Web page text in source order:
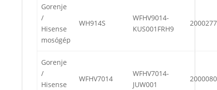
Gorenje
/
Hisense
mosógép
WH914S
WFHV9014-
KUS001FRH9
Gorenje
/
Hisense
WFHV7014
WFHV7014-
JUW001